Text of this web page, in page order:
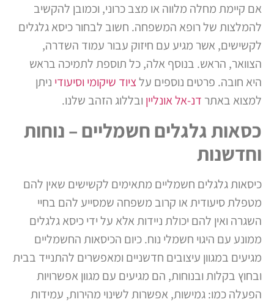
אם קיימת מחלה מלווה או מצב כרוני, וכמובן להקשיב
להמלצות של רופא המשפחה. חשוב לבחור כיסא גלגלים
לקשישים, אשר מגיע עם חיזוק עבור עמוד השדרה,
הצוואר, הראש. בנוסף אלה, כל תוספת לתמיכה בראש
היא חובה. פרטים נוספים עלציוד שיקומי וסיעודיניתן
למצוא באתרדנ-אל אונלייןובללוג הזהב שלנו.
כסאות גלגלים חשמליים – נוחות
וחדשנות
כיסאות גלגלים חשמליים מתאימים לקשישים שאין להם
מטפלת סיעודית או קרוב משפחה שמסייע להם בחיי
השגרה ואין להם יכולת ניידות אלא על ידי כיסא גלגלים
ממונע עם היגוי חשמלי נוח. כיום הכיסאות החשמליים
מגיעים במגוון עיצובים חדשניים ומאפשרים להתנייד בבית
ובחוץ בקלות ובנוחות, הם מגיעים עם מגוון אפשרויות
הפעלה כמו: גמישות, אפשרות לשינוי מהירות, עמידות